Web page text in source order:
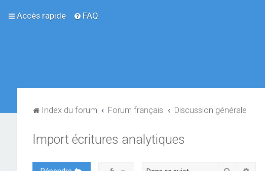
Accès rapide FAQ
Index du forum Forum français Discussion générale
Import écritures analytiques